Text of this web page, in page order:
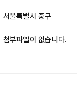
서울특별시 중구
첨부파일이 없습니다.